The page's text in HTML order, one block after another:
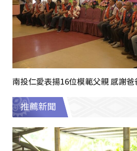
南投仁愛表揚16位模範父親 感謝爸
推薦新聞